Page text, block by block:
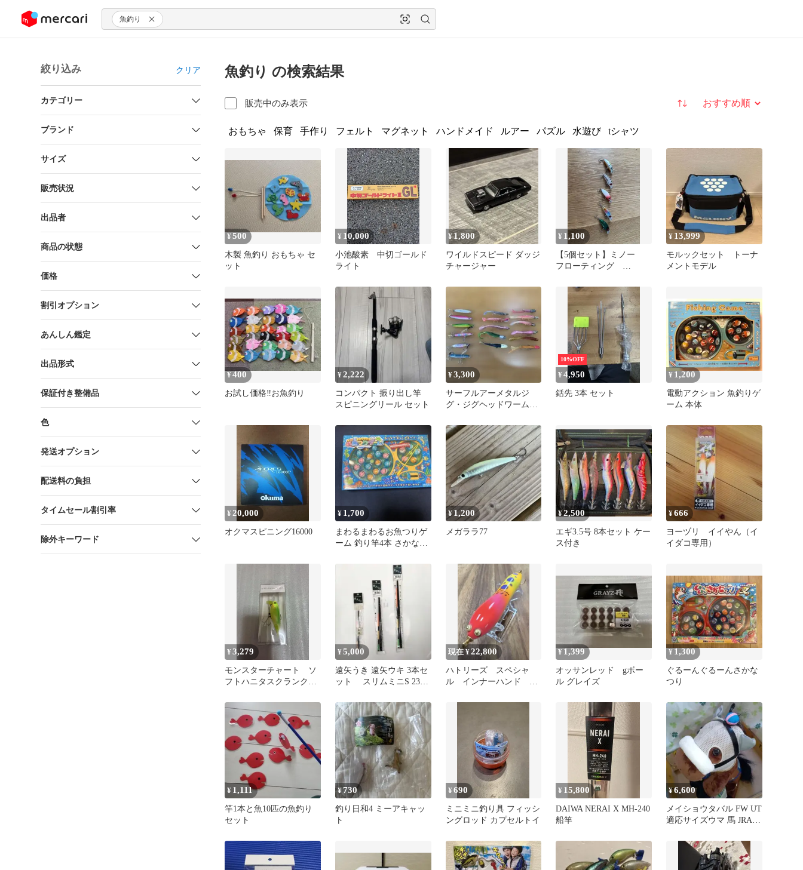
ツにスキップ 魚釣り
絞り込み クリア
カテゴリー
ブランド
サイズ
販売状況
出品者
商品の状態
価格
割引オプション
あんしん鑑定
出品形式
保証付き整備品
色
発送オプション
配送料の負担
タイムセール割引率
除外キーワード
魚釣り の検索結果
販売中のみ表示 並び替え
おもちゃ 保育 手作り フェルト マグネット ハンドメイド ルアー パズル 水遊び tシャツ
¥500
木製 魚釣り おもちゃ セ
ット
¥ 10,000
小池酸素 中切ゴールド
ライト
¥1,800
ワイルドスピード ダッジ
チャージャー
¥ 1,100
【5個セット】ミノー
フローティング
¥ 13,999
モルックセット トーナ
メントモデル
¥400
お試し価格‼️お魚釣り
¥2,222
コンパクト 振り出し竿
スピニングリール セット
¥3,300
サーフルアーメタルジ
グ・ジグヘッドワームセ
10%OFF
¥4,950
銛先 3本 セット
¥ 1,200
電動アクション 魚釣りゲ
ーム 本体
¥ 20,000
オクマスピニング16000
¥ 1,700
まわるまわるお魚つりゲ
ーム 釣り竿4本 さかな20
¥1,200
メガララ77
¥2,500
エギ3.5号 8本セット ケー
ス付き
¥666
ヨーヅリ イイやん（イ
イダコ専用）
¥3,279
モンスターチャート ソ
フトハニタスクランク
¥5,000
遠矢うき 遠矢ウキ 3本セ
ット スリムミニS 230
現在 ¥22,800
ハトリーズ スペシャ
ル インナーハンド 3rd
¥ 1,399
オッサンレッド gボー
ル グレイズ
¥ 1,300
ぐるーんぐるーんさかな
つり
¥ 1,111
竿1本と魚10匹の魚釣り
セット
¥730
釣り日和4 ミーアキャッ
ト
¥690
ミニミニ釣り具 フィッシ
ングロッド カプセルトイ
¥ 15,800
DAIWA NERAI X MH-240
船竿
¥6,600
メイショウタバル FW UT
適応サイズウマ 馬 JRA